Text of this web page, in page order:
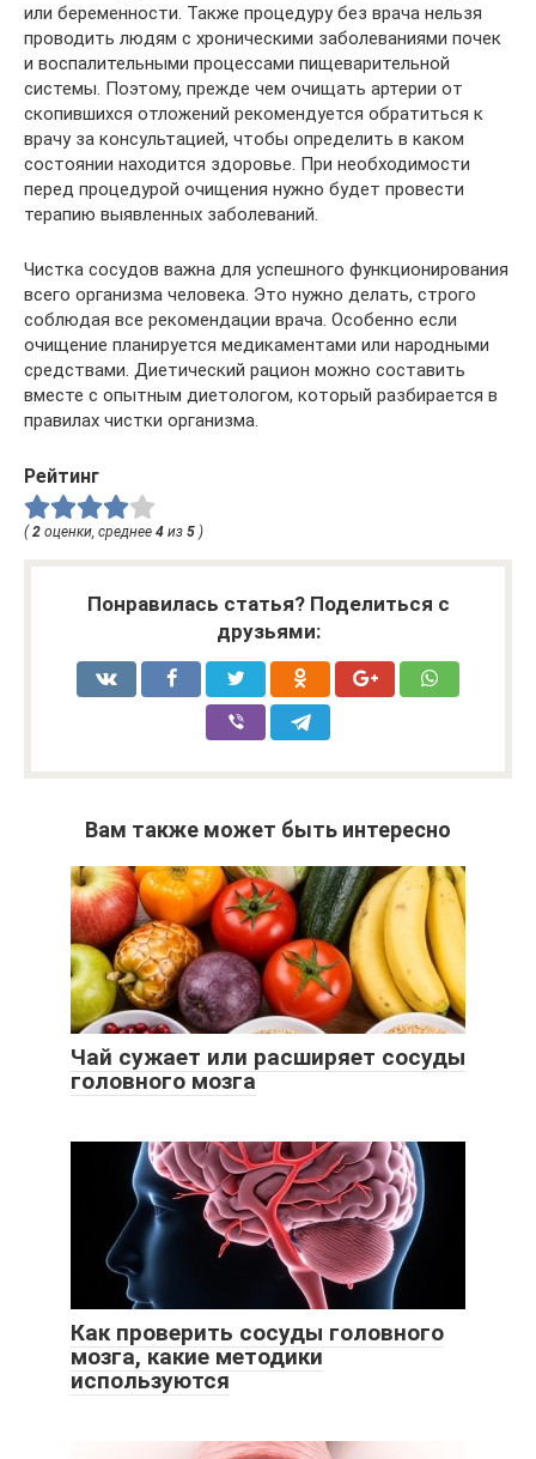
или беременности. Также процедуру без врача нельзя
проводить людям с хроническими заболеваниями почек
и воспалительными процессами пищеварительной
системы. Поэтому, прежде чем очищать артерии от
скопившихся отложений рекомендуется обратиться к
врачу за консультацией, чтобы определить в каком
состоянии находится здоровье. При необходимости
перед процедурой очищения нужно будет провести
терапию выявленных заболеваний.
Чистка сосудов важна для успешного функционирования
всего организма человека. Это нужно делать, строго
соблюдая все рекомендации врача. Особенно если
очищение планируется медикаментами или народными
средствами. Диетический рацион можно составить
вместе с опытным диетологом, который разбирается в
правилах чистки организма.
Рейтинг
( 2 оценки, среднее 4 из 5 )
Понравилась статья? Поделиться с
друзьями:
Вам также может быть интересно
Чай сужает или расширяет сосуды
головного мозга
Как проверить сосуды головного
мозга, какие методики
используются